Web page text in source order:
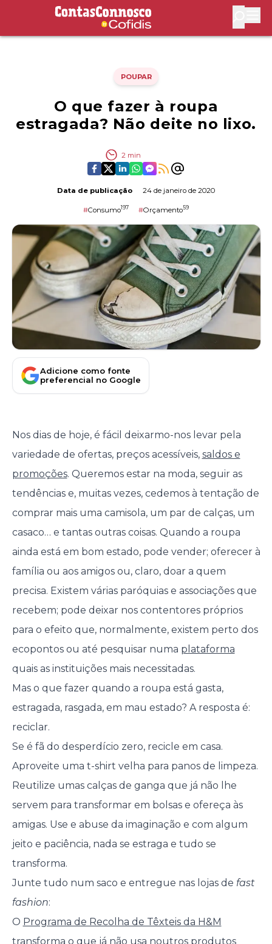
Contas Connosco by Cofidis
POUPAR
O que fazer à roupa
estragada? Não deite no lixo.
2 min
Data de publicação 24 de janeiro de 2020
#Consumo197 #Orçamento59
Adicione como fonte
preferencial no Google
Nos dias de hoje, é fácil deixarmo-nos levar pela
variedade de ofertas, preços acessíveis, saldos e
promoções. Queremos estar na moda, seguir as
tendências e, muitas vezes, cedemos à tentação de
comprar mais uma camisola, um par de calças, um
casaco… e tantas outras coisas. Quando a roupa
ainda está em bom estado, pode vender; oferecer à
família ou aos amigos ou, claro, doar a quem
precisa. Existem várias paróquias e associações que
recebem; pode deixar nos contentores próprios
para o efeito que, normalmente, existem perto dos
ecopontos ou até pesquisar numa plataforma
quais as instituições mais necessitadas.
Mas o que fazer quando a roupa está gasta,
estragada, rasgada, em mau estado? A resposta é:
reciclar.
Se é fã do desperdício zero, recicle em casa.
Aproveite uma t-shirt velha para panos de limpeza.
Reutilize umas calças de ganga que já não lhe
servem para transformar em bolsas e ofereça às
amigas. Use e abuse da imaginação e com algum
jeito e paciência, nada se estraga e tudo se
transforma.
Junte tudo num saco e entregue nas lojas de fast
fashion:
O Programa de Recolha de Têxteis da H&M
transforma o que já não usa noutros produtos